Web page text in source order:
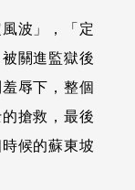
波」，「定
關進監獄後
辱下，整個
搶救，最後
候的蘇東坡